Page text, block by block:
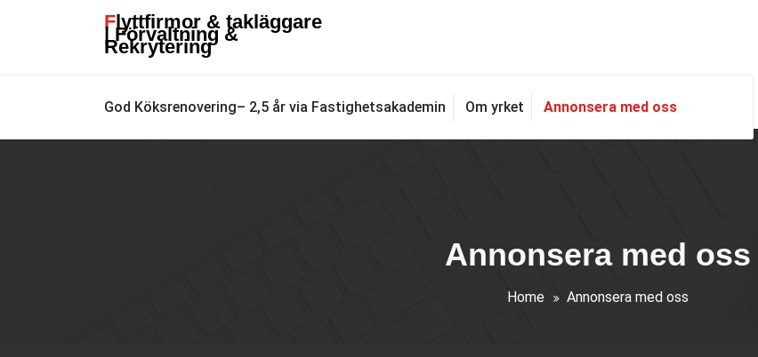
Flyttfirmor & takläggare
| Förvaltning &
Rekrytering
God Köksrenovering– 2,5 år via Fastighetsakademin Om yrket
Annonsera med oss
Home Annonsera med oss